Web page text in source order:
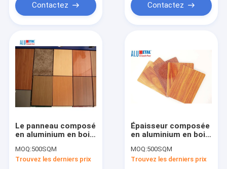
Contactez Contactez
Le panneau composé
en aluminium en bois
3mm a réutilisé
MOQ:500SQM
Trouvez les derniers prix
Épaisseur composée
en aluminium en bois
lien d'ACM
MOQ:500SQM
Trouvez les derniers prix